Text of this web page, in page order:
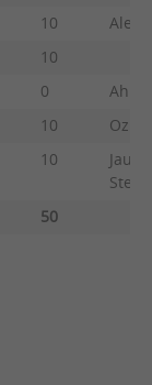
10
Aleo,
10
0
10
10
50